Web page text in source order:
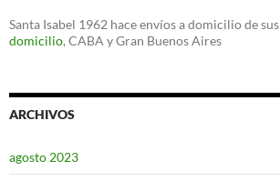
Santa Isabel 1962 hace envíos a domicilio de sus
domicilio, CABA y Gran Buenos Aires
ARCHIVOS
agosto 2023